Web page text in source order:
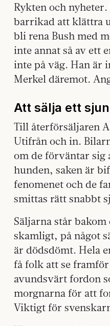
Rykten och
barrikad att klättra
bli rena Bush med
inte annat så av ett
inte på väg. Han är
Merkel däremot.
Att sälja ett
Till återförsäljaren
Utifrån och in.
om de förväntar sig
hunden, saken är
fenomenet och de
smittas rätt snabbt
Säljarna står
skamligt, på något
är dödsdömt. Hela
få folk att se
avundsvärt fordon
morgnarna för att
Viktigt för